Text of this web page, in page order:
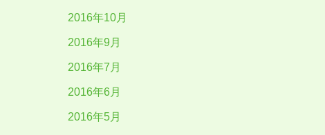
2016年10月
2016年9月
2016年7月
2016年6月
2016年5月